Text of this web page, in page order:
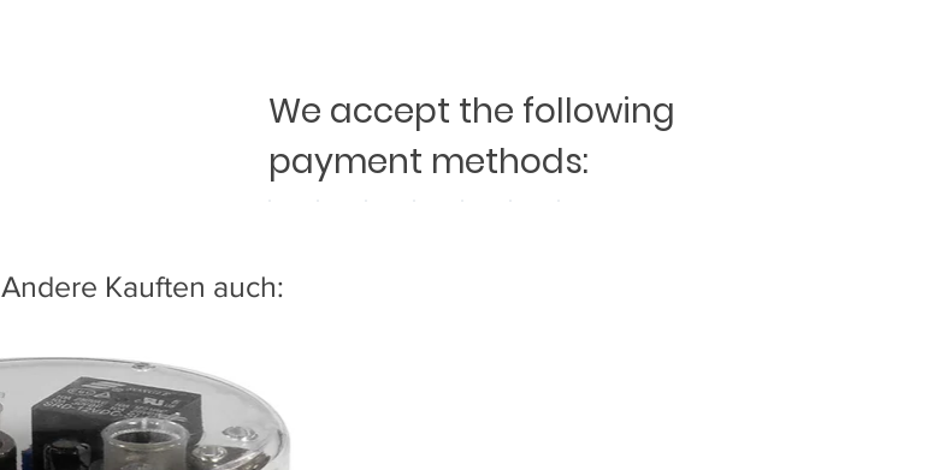
We accept the following
payment methods:
Andere Kauften auch: